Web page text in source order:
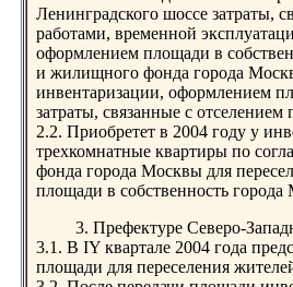
Ленинградского шоссе затраты,
работами, временной
оформлением площади в
и жилищного фонда города
инвентаризации, оформлением
затраты, связанные с
2.2. Приобретет в 2004 году у
трехкомнатные квартиры по
фонда города Москвы для
площади в собственность
3. Префектуре Северо-
3.1. В IY квартале 2004 года
площади для переселения